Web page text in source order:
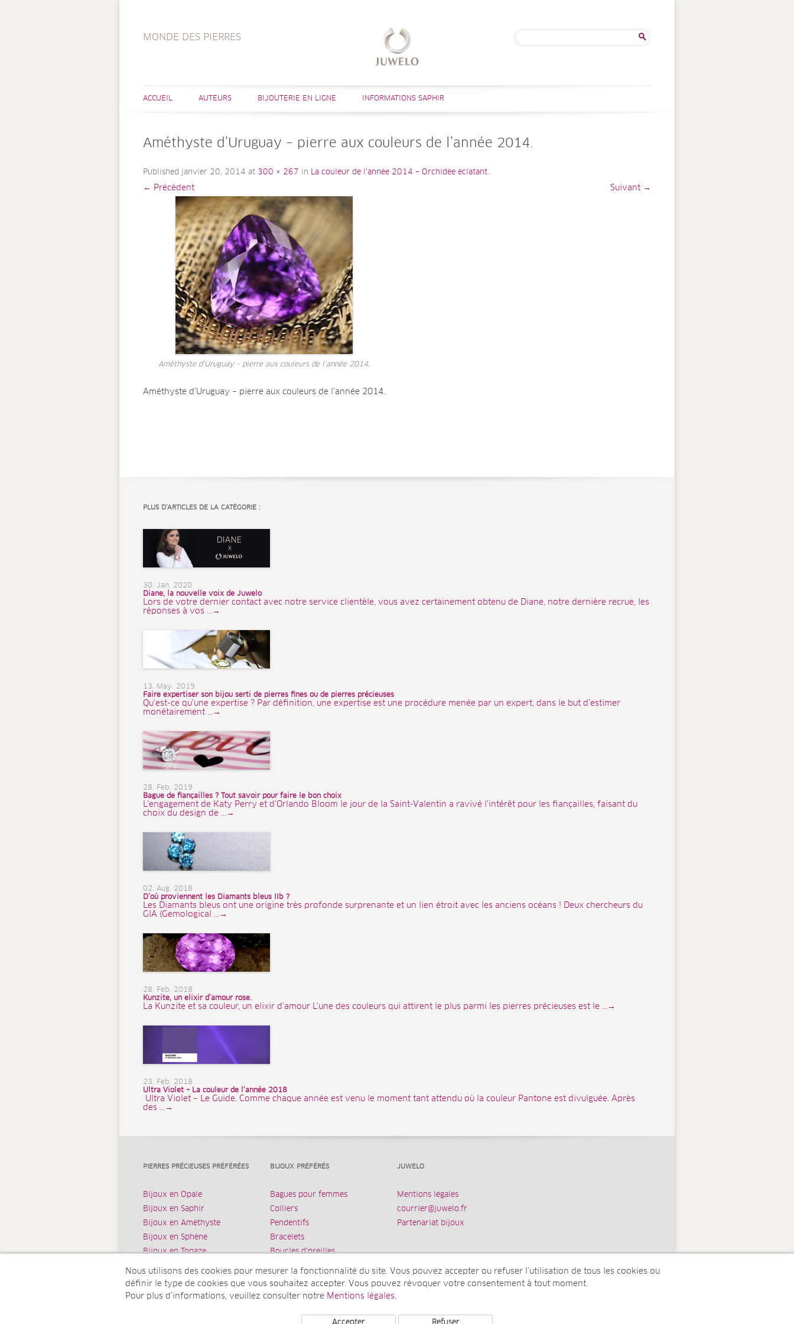
MONDE DES PIERRES
ACCUEIL AUTEURS BIJOUTERIE EN LIGNE INFORMATIONS SAPHIR
Améthyste d’Uruguay – pierre aux couleurs de l’année 2014.
Published janvier 20, 2014 at 300 × 267 in La couleur de l’année 2014 – Orchidée éclatant..
← Précédent Suivant →
Améthyste d’Uruguay – pierre aux couleurs de l’année 2014.
Améthyste d’Uruguay – pierre aux couleurs de l’année 2014.
PLUS D’ARTICLES DE LA CATÉGORIE :
30. Jan. 2020
Diane, la nouvelle voix de Juwelo
Lors de votre dernier contact avec notre service clientèle, vous avez certainement obtenu de Diane, notre dernière recrue, les
réponses à vos ...→
13. May. 2019
Faire expertiser son bijou serti de pierres fines ou de pierres précieuses
Qu'est-ce qu'une expertise ? Par définition, une expertise est une procédure menée par un expert, dans le but d'estimer
monétairement ...→
28. Feb. 2019
Bague de fiançailles ? Tout savoir pour faire le bon choix
L'engagement de Katy Perry et d'Orlando Bloom le jour de la Saint-Valentin a ravivé l'intérêt pour les fiançailles, faisant du
choix du design de ...→
02. Aug. 2018
D’où proviennent les Diamants bleus IIb ?
Les Diamants bleus ont une origine très profonde surprenante et un lien étroit avec les anciens océans ! Deux chercheurs du
GIA (Gemological ...→
28. Feb. 2018
Kunzite, un elixir d’amour rose.
La Kunzite et sa couleur, un elixir d’amour L'une des couleurs qui attirent le plus parmi les pierres précieuses est le ...→
23. Feb. 2018
Ultra Violet – La couleur de l’année 2018
Ultra Violet – Le Guide. Comme chaque année est venu le moment tant attendu où la couleur Pantone est divulguée. Après
des ...→
PIERRES PRÉCIEUSES PRÉFÉRÉES
Bijoux en Opale
Bijoux en Saphir
Bijoux en Améthyste
Bijoux en Sphène
Bijoux en Topaze
BIJOUX PRÉFÉRÉS
Bagues pour femmes
Colliers
Pendentifs
Bracelets
Boucles d’oreilles
JUWELO
Mentions légales
courrier@juwelo.fr
Partenariat bijoux
© Juwelo TV Deutschland GmbH (une société de elumeo SE)
Nous utilisons des cookies pour mesurer la fonctionnalité du site. Vous pouvez accepter ou refuser l’utilisation de tous les cookies ou
définir le type de cookies que vous souhaitez accepter. Vous pouvez révoquer votre consentement à tout moment.
Pour plus d’informations, veuillez consulter notre Mentions légales.